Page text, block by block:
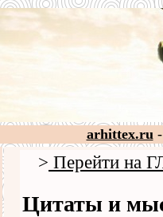
arhittex.ru-
> Перейти на
Цитаты и